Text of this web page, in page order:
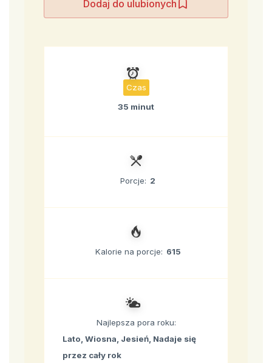
Dodaj do ulubionych
Czas
35 minut
Porcje: 2
Kalorie na porcje: 615
Najlepsza pora roku:
Lato, Wiosna, Jesień, Nadaje się
przez cały rok